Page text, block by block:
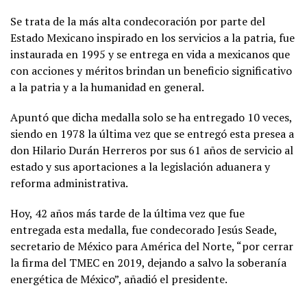
Se trata de la más alta condecoración por parte del
Estado Mexicano inspirado en los servicios a la patria, fue
instaurada en 1995 y se entrega en vida a mexicanos que
con acciones y méritos brindan un beneficio significativo
a la patria y a la humanidad en general.
Apuntó que dicha medalla solo se ha entregado 10 veces,
siendo en 1978 la última vez que se entregó esta presea a
don Hilario Durán Herreros por sus 61 años de servicio al
estado y sus aportaciones a la legislación aduanera y
reforma administrativa.
Hoy, 42 años más tarde de la última vez que fue
entregada esta medalla, fue condecorado Jesús Seade,
secretario de México para América del Norte, “por cerrar
la firma del TMEC en 2019, dejando a salvo la soberanía
energética de México”, añadió el presidente.